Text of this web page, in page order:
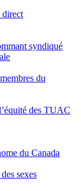
direct
syndiqué
du
des TUAC
du Canada
sexes